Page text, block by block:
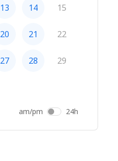
13 14 15
20 21 22
27 28 29
am/pm 24h